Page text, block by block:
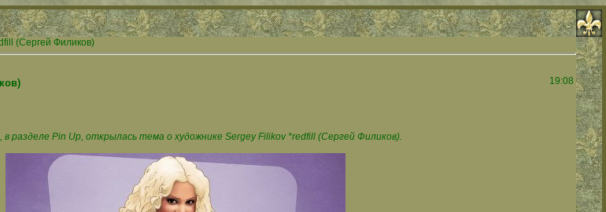
(Сергей Филиков)
19:08
разделе Pin Up, открылась тема о художнике Sergey Filikov *redfill (Сергей Филиков).